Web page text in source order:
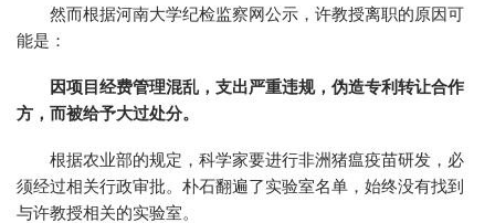
然而根据河南大学纪检监察网公示，许教授离职的原因可
能是：
因项目经费管理混乱，支出严重违规，伪造专利转让合作
方，而被给予大过处分。
根据农业部的规定，科学家要进行非洲猪瘟疫苗研发，必
须经过相关行政审批。朴石翻遍了实验室名单，始终没有找到
与许教授相关的实验室。